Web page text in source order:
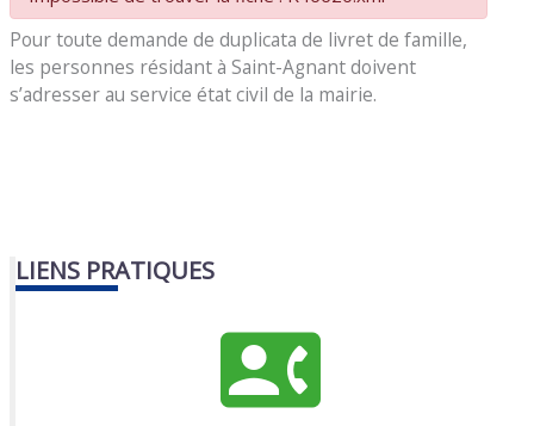
Pour toute demande de duplicata de livret de famille,
les personnes résidant à Saint-Agnant doivent
s’adresser au service état civil de la mairie.
LIENS PRATIQUES